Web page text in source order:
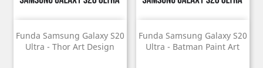
Funda Samsung Galaxy S20
Ultra - Thor Art Design
Funda Samsung Galaxy S20
Ultra - Batman Paint Art